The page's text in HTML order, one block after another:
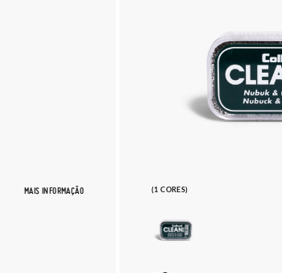
MAIS INFORMAÇÃO (1 CORES)